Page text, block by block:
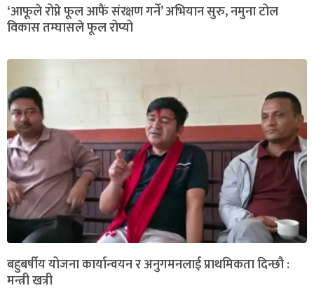
‘आफूले रोप्ने फूल आफैं संरक्षण गर्ने’ अभियान सुरु, नमुना टोल
विकास तम्घासले फूल रोप्यो
बहुबर्षीय योजना कार्यान्वयन र अनुगमनलाई प्राथमिकता दिन्छौ :
मन्त्री खत्री